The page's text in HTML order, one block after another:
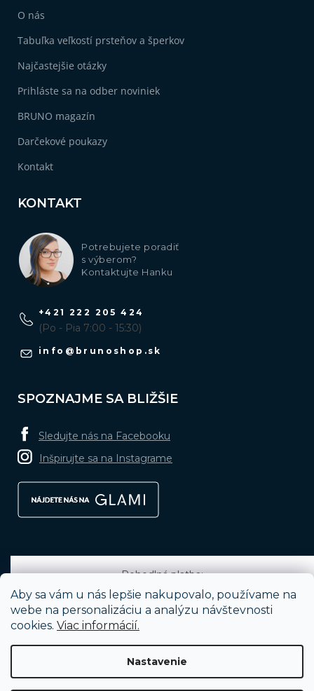
Aby sa vám u nás lepšie nakupovalo, používame na
webe na personalizáciu a analýzu návštevnosti
cookies. Viac informácií.
Nastavenie
O nás
Tabuľka veľkostí prsteňov a šperkov
Najčastejšie otázky
Prihláste sa na odber noviniek
BRUNO magazín
Darčekové poukazy
Kontakt
KONTAKT
Potrebujete poradiť
s výberom?
Kontaktujte Hanku
info @ brunoshop.sk
+421 222 205 424
(Po - Pia 7:00 - 15:30)
SPOZNAJME SA BLIŽŠIE
Sledujte nás na Facebooku
Inšpirujte sa na Instagrame
Pohodlná platba: